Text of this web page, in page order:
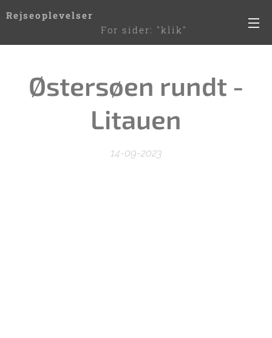
Rejseoplevelser
For sider: "klik"
de 3 streger til højre
Østersøen rundt -
Litauen
14-09-2023